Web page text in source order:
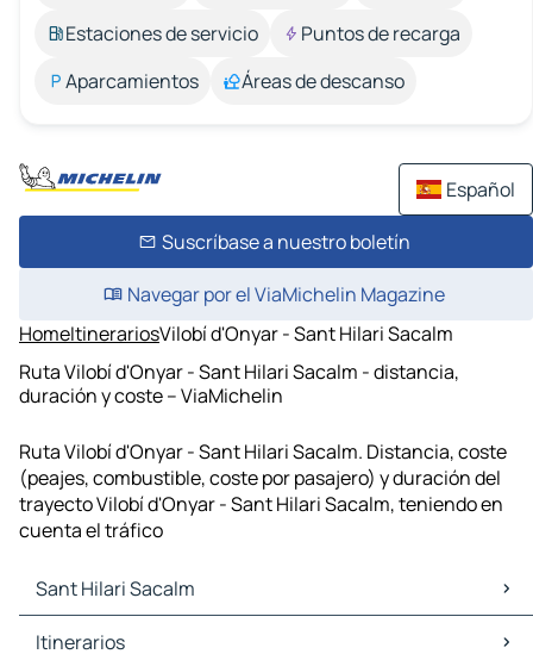
Estaciones de servicio
Puntos de recarga
Aparcamientos
Áreas de descanso
Español
Suscríbase a nuestro boletín
Navegar por el ViaMichelin Magazine
HomeItinerariosVilobí d'Onyar - Sant Hilari Sacalm
Ruta Vilobí d'Onyar - Sant Hilari Sacalm - distancia,
duración y coste – ViaMichelin
Ruta Vilobí d'Onyar - Sant Hilari Sacalm. Distancia, coste
(peajes, combustible, coste por pasajero) y duración del
trayecto Vilobí d'Onyar - Sant Hilari Sacalm, teniendo en
cuenta el tráfico
Sant Hilari Sacalm
Sant Hilari Sacalm Mapas Planos
Itinerarios